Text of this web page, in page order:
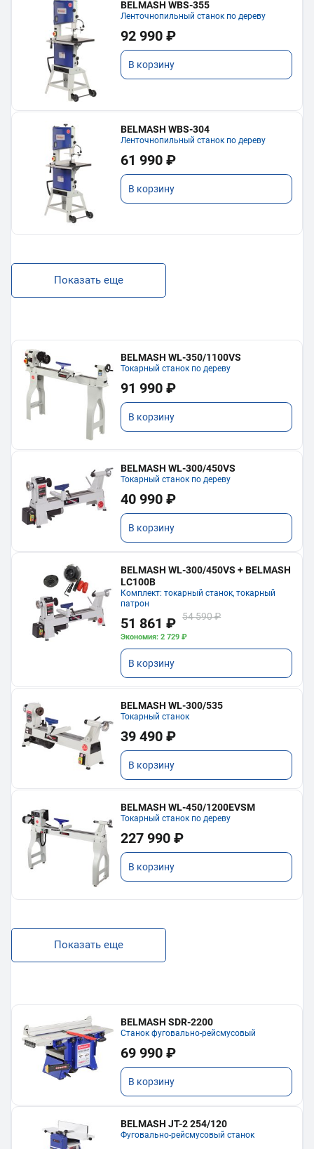
BELMASH WBS-355
Ленточнопильный станок по дереву
92 990 ₽
В корзину
BELMASH WBS-304
Ленточнопильный станок по дереву
61 990 ₽
В корзину
Показать еще
BELMASH WL-350/1100VS
Токарный станок по дереву
91 990 ₽
В корзину
BELMASH WL-300/450VS
Токарный станок по дереву
40 990 ₽
В корзину
BELMASH WL-300/450VS + BELMASH
LC100B
Комплект: токарный станок, токарный
патрон
51 861 ₽ 54 590 ₽
Экономия: 2 729 ₽
В корзину
BELMASH WL-300/535
Токарный станок
39 490 ₽
В корзину
BELMASH WL-450/1200EVSM
Токарный станок по дереву
227 990 ₽
В корзину
Показать еще
BELMASH SDR-2200
Станок фуговально-рейсмусовый
69 990 ₽
В корзину
BELMASH JT-2 254/120
Фуговально-рейсмусовый станок